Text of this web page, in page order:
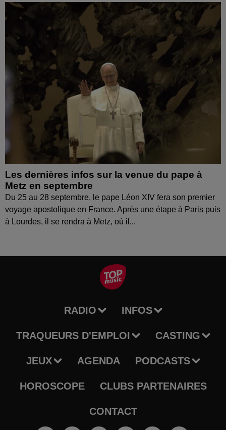
Les dernières infos sur la venue du pape à
Metz en septembre
Du 25 au 28 septembre, le pape Léon XIV fera son premier
voyage apostolique en France. Après une étape à Paris puis
à Lourdes, il se rendra à Metz, où il...
RADIO INFOS
TRAQUEURS D'EMPLOI CASTING
JEUX AGENDA PODCASTS
HOROSCOPE CLUBS PARTENAIRES
CONTACT